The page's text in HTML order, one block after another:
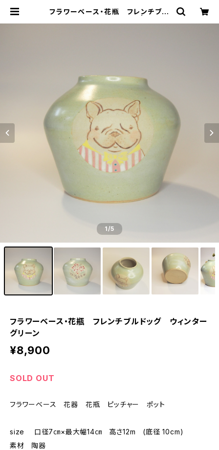
フラワーベース・花瓶 フレンチブル
1/5
フラワーベース・花瓶 フレンチブルドッグ ウィンター
グリーン
¥8,900
SOLD OUT
フラワーベース 花器 花瓶 ピッチャー ポット
size 口径7㎝×最大幅14㎝ 高さ12m (底径 10cm)
素材 陶器